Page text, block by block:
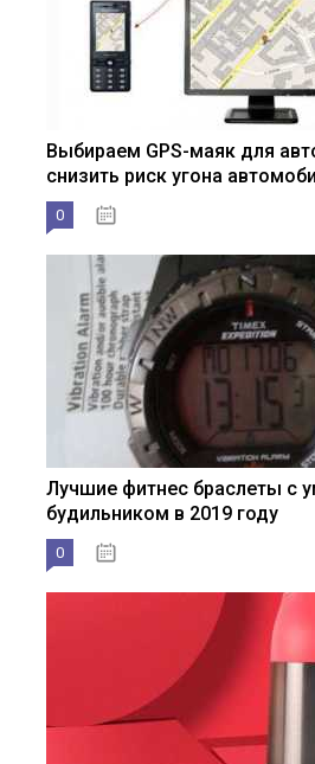
Выбираем GPS-маяк для
снизить риск угона
0
Лучшие фитнес браслеты с
будильником в 2019 году
0